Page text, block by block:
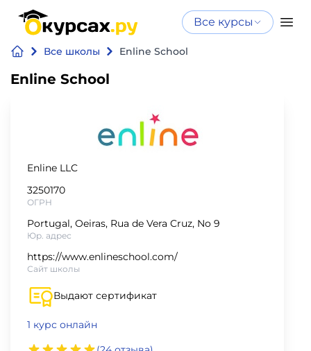
Все курсы
Все школы Enline School
Enline School
Enline LLC
3250170
ОГРН
Portugal, Oeiras, Rua de Vera Cruz, No 9
Юр. адрес
https://www.enlineschool.com/
Сайт школы
Выдают сертификат
1 курс онлайн
Нейросеть
Бизнес
и
финансы
Дизайн
Аналитика
Видео,
фото,
аудио
интеллекту
Курсы по нейросетям